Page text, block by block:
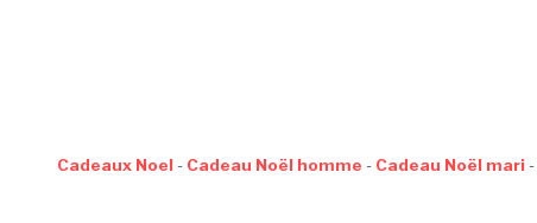
Cadeaux Noel - Cadeau Noël homme - Cadeau Noël mari -